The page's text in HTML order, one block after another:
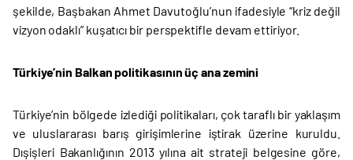
şekilde, Başbakan Ahmet Davutoğlu’nun ifadesiyle “kriz değil
vizyon odaklı” kuşatıcı bir perspektifle devam ettiriyor.
Türkiye’nin Balkan politikasının üç ana zemini
Türkiye’nin bölgede izlediği politikaları, çok taraflı bir yaklaşım
ve uluslararası barış girişimlerine iştirak üzerine kuruldu.
Dışişleri Bakanlığının 2013 yılına ait strateji belgesine göre,